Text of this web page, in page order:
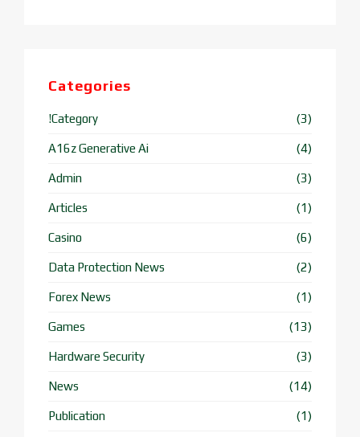
Categories
!Category (3)
A16z Generative Ai (4)
Admin (3)
Articles (1)
Casino (6)
Data Protection News (2)
Forex News (1)
Games (13)
Hardware Security (3)
News (14)
Publication (1)